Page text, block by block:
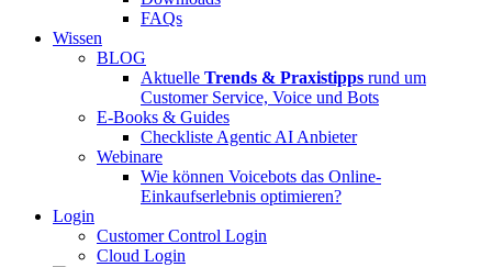
FAQs
Wissen
BLOG
Aktuelle Trends & Praxistipps rund um
Customer Service, Voice und Bots
E-Books & Guides
Checkliste Agentic AI Anbieter
Webinare
Wie können Voicebots das Online-
Einkaufserlebnis optimieren?
Login
Customer Control Login
Cloud Login